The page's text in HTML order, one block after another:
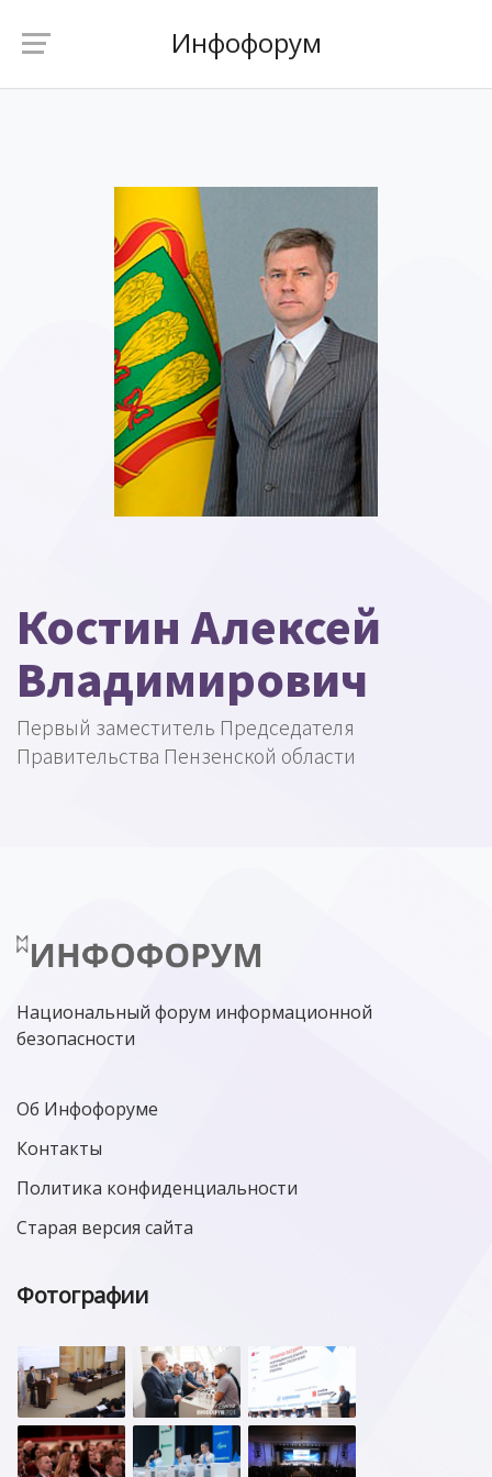
Инфофорум
Костин Алексей
Владимирович
Первый заместитель Председателя
Правительства Пензенской области
Национальный форум информационной
безопасности
Об Инфофоруме
Контакты
Политика конфиденциальности
Старая версия сайта
Фотографии